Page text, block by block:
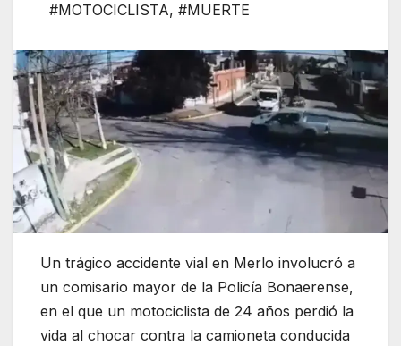
#MOTOCICLISTA, #MUERTE
Un trágico accidente vial en Merlo involucró a
un comisario mayor de la Policía Bonaerense,
en el que un motociclista de 24 años perdió la
vida al chocar contra la camioneta conducida